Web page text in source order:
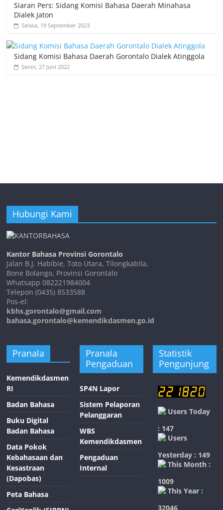
Siaran Pers: Sidang Komisi Bahasa Daerah Minahasa
Dialek Jaton
Selasa, 19 September 2023
Sidang Komisi Bahasa Daerah Gorontalo Dialek Atinggola
Senin, 27 Juni 2022
Hubungi Kami
Kantor Bahasa Provinsi Gorontalo
Jalan B.J. Habibie, Toto Utara, Tilongkabila,
Bone Bolango, Provinsi Gorontalo
Whatsapp 082221984004
Telepon (0435) 8533588
Pos-el:
kbhs.gorontalo@gmail.com
bahasa.gorontalo@kemendikdasmen.go.id
Pranala
Kemendikdasmen
RI
Badan Bahasa
Buku Digital
Badan Bahasa
Data Pokok
Kebahasaan dan
Kesastraan
(Dapobas)
Peta Bahasa
Pranala
Pengaduan
SP4N Lapor
Sistem Pelaporan
Pelanggaran
WBS
Kemendikdasmen
Pengaduan
Internal
Statistik
Pengunjung
Users Today
: 147
Users
Yesterday : 149
This Month :
1009
This Year :
32046